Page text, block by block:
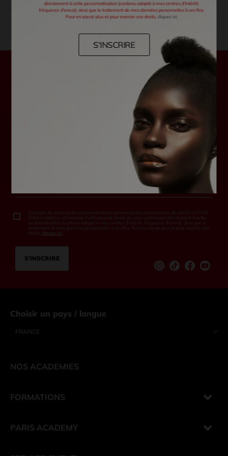
directement à cette personnalisation (contenu adapté à mes centres d'intérêt,
fréquence d'envoi), ainsi que le traitement de mes données personnelles à ces fins.
Pour en savoir plus et pour exercer vos droits, cliquez ici
S'INSCRIRE
SOUSCRIRE A NOTRE NEWSLETTER
J'accepte de recevoir des communications personnalisées et exclusives de MAKE UP FOR
EVER Academy et j'autorise l'utilisation de pixels de suivi contribuant directement à cette
personnalisation (contenu adapté à mes centres d'intérêt, fréquence d'envoi), ainsi que le
traitement de mes données personnelles à ces fins. Pour en savoir plus et pour exercer vos
droits, cliquez ici
S’INSCRIRE
Choisir un pays / langue
FRANCE
NOS ACADEMIES
FORMATIONS
PARIS ACADEMY